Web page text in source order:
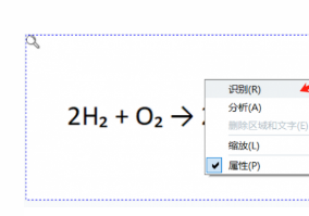
件夹的扫描文件全部拖进去，软
列。
2、文件导入之后，软件会
析页面布局。比如扫描件有点歪
动校正，不用我们手动调整参数
分辨哪里是文字、哪里是表格，
别出来的内容更准确，排版也不